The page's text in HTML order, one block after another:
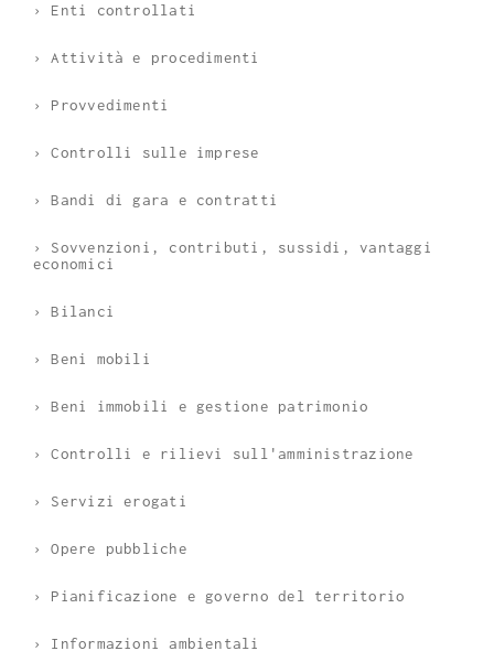
› Enti controllati
› Attività e procedimenti
› Provvedimenti
› Controlli sulle imprese
› Bandi di gara e contratti
› Sovvenzioni, contributi, sussidi, vantaggi
economici
› Bilanci
› Beni mobili
› Beni immobili e gestione patrimonio
› Controlli e rilievi sull'amministrazione
› Servizi erogati
› Opere pubbliche
› Pianificazione e governo del territorio
› Informazioni ambientali